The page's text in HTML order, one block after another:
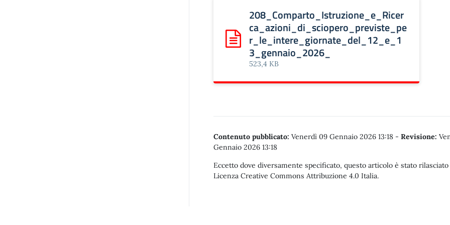
Scarica:
208_Comparto_Istruzione_e_Ricer
ca_azioni_di_sciopero_previste_pe
r_le_intere_giornate_del_12_e_1
3_gennaio_2026_
523,4 KB
Contenuto pubblicato: Venerdì 09 Gennaio 2026 13:18 - Revisione:
Gennaio 2026 13:18
Eccetto dove diversamente specificato, questo articolo è stato
Licenza Creative Commons Attribuzione 4.0 Italia.